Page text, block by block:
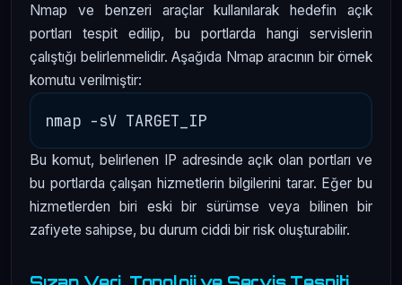
Nmap ve benzeri araçlar kullanılarak hedefin açık
portları tespit edilip, bu portlarda hangi servislerin
çalıştığı belirlenmelidir. Aşağıda Nmap aracının bir örnek
komutu verilmiştir:
Bu komut, belirlenen IP adresinde açık olan portları ve
bu portlarda çalışan hizmetlerin bilgilerini tarar. Eğer bu
hizmetlerden biri eski bir sürümse veya bilinen bir
zafiyete sahipse, bu durum ciddi bir risk oluşturabilir.